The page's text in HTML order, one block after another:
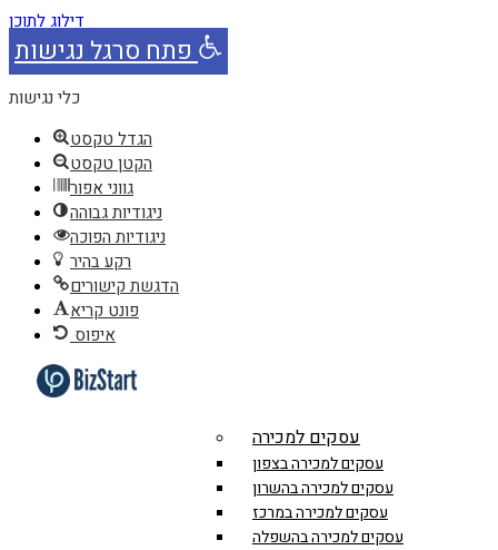
דילוג לתוכן
פתח סרגל נגישות
כלי נגישות
הגדל טקסט
הקטן טקסט
גווני אפור
ניגודיות גבוהה
ניגודיות הפוכה
רקע בהיר
הדגשת קישורים
פונט קריא
איפוס
עסקים למכירה
עסקים למכירה בצפון
עסקים למכירה בהשרון
עסקים למכירה במרכז
עסקים למכירה בהשפלה